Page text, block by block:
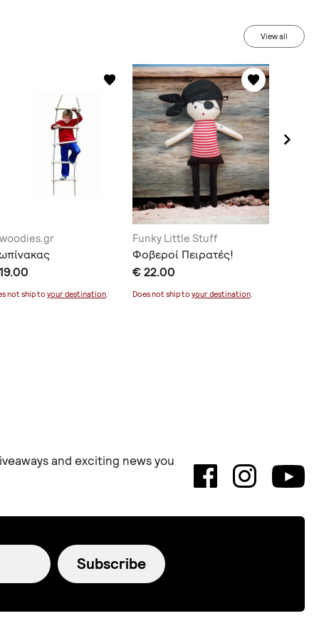
View all
not ship toyour destination.
Funky Little Stuff
Φοβεροί Πειρατές!
€ 22.00
Does not ship to your destination.
and exciting news you
Subscribe